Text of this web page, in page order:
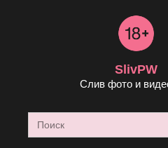
SlivPW
Слив фото и
Search
for: